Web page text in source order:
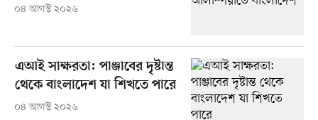
০৪ আগস্ট ২০২৬
এআই সাক্ষরতা: পাঞ্জাবের দৃষ্টান্ত
থেকে বাংলাদেশ যা শিখতে পারে
০৪ আগস্ট ২০২৬